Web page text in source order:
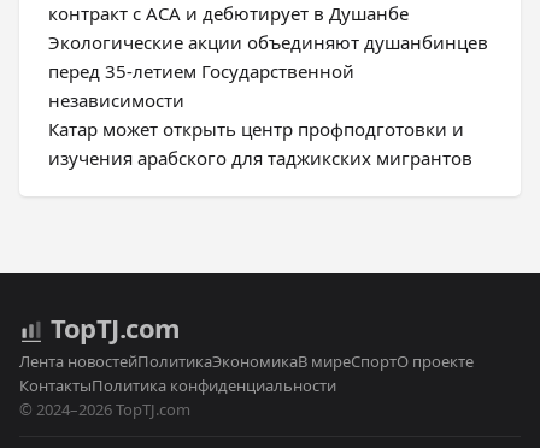
контракт с ACA и дебютирует в Душанбе
Экологические акции объединяют душанбинцев
перед 35-летием Государственной
независимости
Катар может открыть центр профподготовки и
изучения арабского для таджикских мигрантов
TopTJ.com
Лента новостейПолитикаЭкономикаВ миреСпортО проекте
КонтактыПолитика конфиденциальности
© 2024–2026 TopTJ.com